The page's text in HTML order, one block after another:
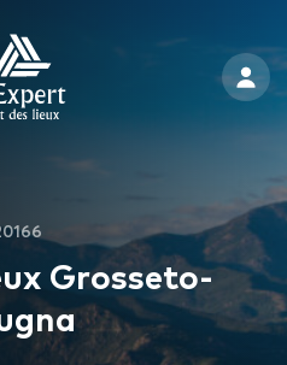
Grosseto-